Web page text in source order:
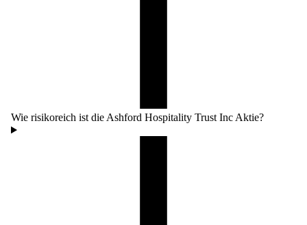
Wie risikoreich ist die Ashford Hospitality Trust Inc Aktie?